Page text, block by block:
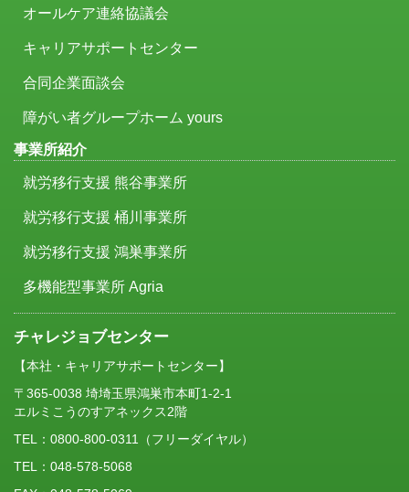
オールケア連絡協議会
キャリアサポートセンター
合同企業面談会
障がい者グループホーム yours
事業所紹介
就労移行支援 熊谷事業所
就労移行支援 桶川事業所
就労移行支援 鴻巣事業所
多機能型事業所 Agria
チャレジョブセンター
【本社・キャリアサポートセンター】
〒365-0038 埼埼玉県鴻巣市本町1-2-1
エルミこうのすアネックス2階
TEL： 0800-800-0311
（フリーダイヤル）
TEL：048-578-5068